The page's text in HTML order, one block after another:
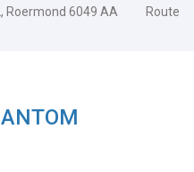
Roermond 6049 AA Route